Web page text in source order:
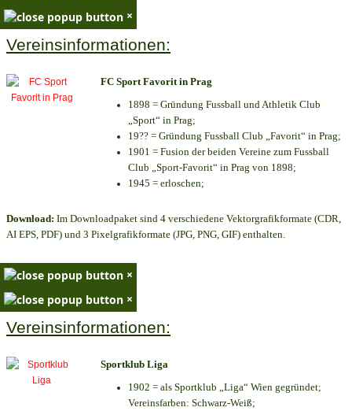
×
Vereinsinformationen:
FC Sport Favorit in Prag
1898 = Gründung Fussball und Athletik Club
„Sport“ in Prag;
19?? = Gründung Fussball Club „Favorit“ in Prag;
1901 = Fusion der beiden Vereine zum Fussball
Club „Sport-Favorit“ in Prag von 1898;
1945 = erloschen;
Download: Im Downloadpaket sind 4 verschiedene Vektorgrafikformate (CDR,
AI EPS, PDF) und 3 Pixelgrafikformate (JPG, PNG, GIF) enthalten.
×
×
Vereinsinformationen:
Sportklub Liga
1902 = als Sportklub „Liga“ Wien gegründet;
Vereinsfarben: Schwarz-Weiß;